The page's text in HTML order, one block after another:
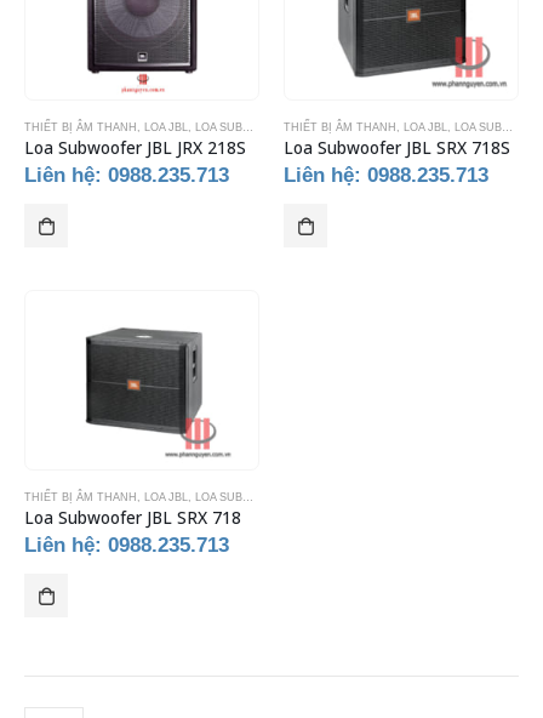
THIẾT BỊ ÂM THANH LOA JBL LOA SUBWOOFER
Loa Subwoofer JBL JRX 218S
Liên hệ: 0988.235.713
THIẾT BỊ ÂM THANH LOA JBL LOA SUBWOOFER
Loa Subwoofer JBL SRX 718S
Liên hệ: 0988.235.713
THIẾT BỊ ÂM THANH LOA JBL LOA SUBWOOFER
Loa Subwoofer JBL SRX 718
Liên hệ: 0988.235.713